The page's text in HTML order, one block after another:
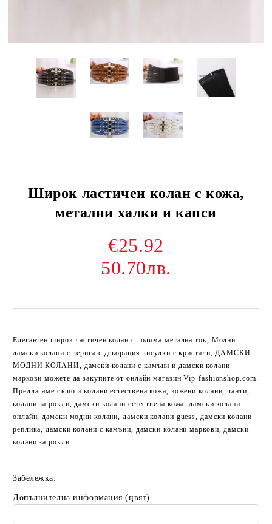
Широк ластичен колан с кожа,
метални халки и капси
€25.92
50.70лв.
Елегантен широк ластичен колан с голяма метална ток, Модни
дамски колани с верига с декорация висулки с кристали, ДАМСКИ
МОДНИ КОЛАНИ, дамски колани с камъни и дамски колани
маркови можете да закупите от онлайн магазин Vip-fashionshop.com.
Предлагаме също и колани естествена кожа, кожени колани, чанти,
колани за рокли, дамски колани естествена кожа, дамски колани
онлайн, дамски модни колани, дамски колани guess, дамски колани
реплика, дамски колани с камъни, дамски колани маркови, дамски
колани за рокли.
Забележка:
Допълнителна информация (цвят)